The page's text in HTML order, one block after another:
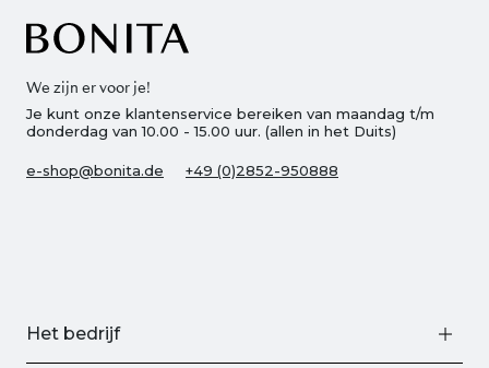
We zijn er voor je!
Je kunt onze klantenservice bereiken van maandag t/m
donderdag van 10.00 - 15.00 uur. (allen in het Duits)
e-shop@bonita.de +49 (0)2852-950888
Het bedrijf